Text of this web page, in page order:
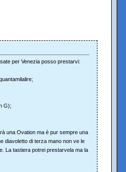
per Venezia posso prestarvi:
G);
una Ovation ma è pur sempre una
diavoletto di terza mano non ve le
La tastiera potrei prestarvela ma la